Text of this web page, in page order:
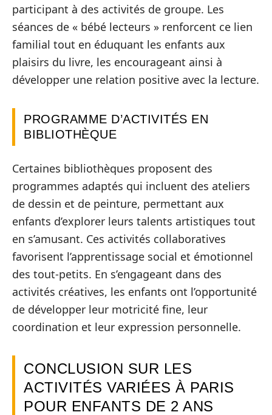
participant à des activités de groupe. Les
séances de « bébé lecteurs » renforcent ce lien
familial tout en éduquant les enfants aux
plaisirs du livre, les encourageant ainsi à
développer une relation positive avec la lecture.
PROGRAMME D’ACTIVITÉS EN
BIBLIOTHÈQUE
Certaines bibliothèques proposent des
programmes adaptés qui incluent des ateliers
de dessin et de peinture, permettant aux
enfants d’explorer leurs talents artistiques tout
en s’amusant. Ces activités collaboratives
favorisent l’apprentissage social et émotionnel
des tout-petits. En s’engageant dans des
activités créatives, les enfants ont l’opportunité
de développer leur motricité fine, leur
coordination et leur expression personnelle.
CONCLUSION SUR LES
ACTIVITÉS VARIÉES À PARIS
POUR ENFANTS DE 2 ANS